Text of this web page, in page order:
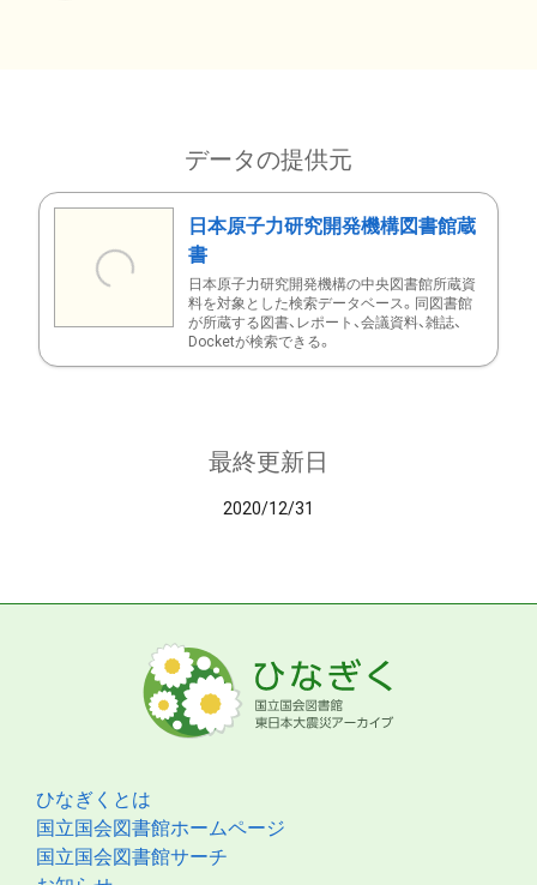
データの提供元
日本原子力研究開発機構図書館蔵
書
日本原子力研究開発機構の中央図書館所蔵資
料を対象とした検索データベース。同図書館
が所蔵する図書、レポート、会議資料、雑誌、
Docketが検索できる。
最終更新日
2020/12/31
ひなぎくとは
国立国会図書館ホームページ
国立国会図書館サーチ